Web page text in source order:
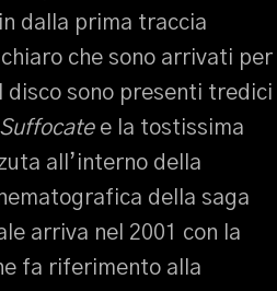
dalla prima traccia
che sono arrivati per
disco sono presenti tredici
Suffocatee la tostissima
all’interno della
della saga
arriva nel 2001 con la
fa riferimento alla